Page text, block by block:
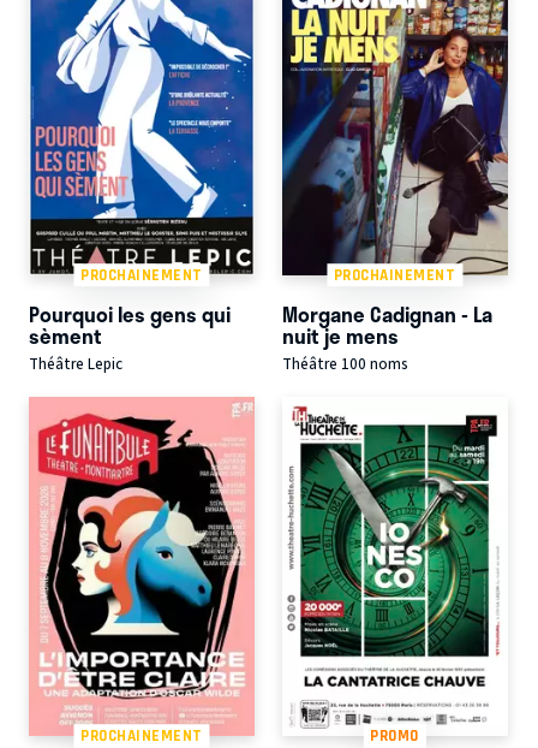
PROCHAINEMENT
Pourquoi les gens qui
sèment
Théâtre Lepic
PROCHAINEMENT
Morgane Cadignan - La
nuit je mens
Théâtre 100 noms
PROCHAINEMENT PROMO